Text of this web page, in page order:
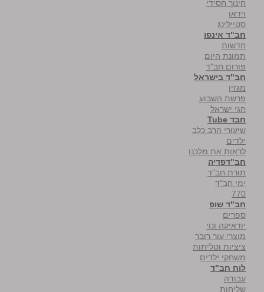
חינוך חסידי
וידאו
סטיילינג
חב"ד אינפו
חדשות
תמונת היום
פורום חב"ד
חב"ד בישראל
מגזין
פרשת השבוע
חגי ישראל
חבד Tube
שיעורי הרב כלב
ילדים
לראות את מלכנו
חב"דפדיה
תורת חב"ד
ימי חב"ד
770
חב"ד שופ
ספרים
יודאיקה ונוי
מוצרי עור רובר
ציציות וטליתות
משחקי ילדים
לוח חב"ד
עבודה
שליחות